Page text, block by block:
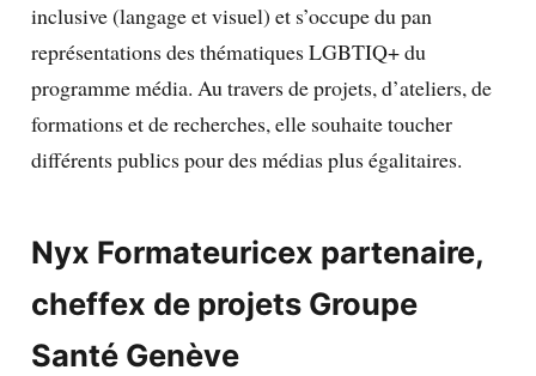
inclusive (langage et visuel) et s’occupe du pan
représentations des thématiques LGBTIQ+ du
programme média. Au travers de projets, d’ateliers, de
formations et de recherches, elle souhaite toucher
différents publics pour des médias plus égalitaires.
Nyx Formateuricex partenaire,
cheffex de projets Groupe
Santé Genève